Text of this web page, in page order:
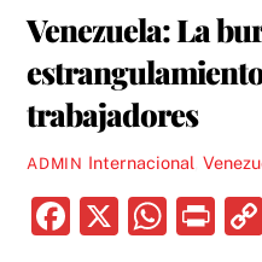
Venezuela: La
trabajadores
ADMIN Internacional
F
X
W P